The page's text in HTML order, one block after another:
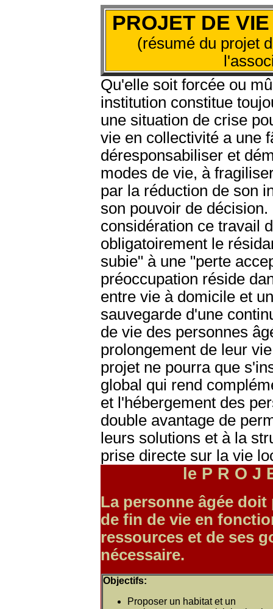
PROJET DE VIE
(résumé du projet
Qu'elle soit forcée ou
institution constitue
une situation de crise
vie en collectivité a une
déresponsabiliser et
modes de vie, à
par la réduction de son
son pouvoir de
considération ce travail
obligatoirement le
subie" à une "perte
préoccupation réside
entre vie à domicile et
sauvegarde d'une
de vie des personnes
prolongement de leur
projet ne pourra que
global qui rend
et l'hébergement des
double avantage de
leurs solutions et à la
prise directe sur la vie
le P R O J
La personne âgée
de fin de vie en
ressources et de ses
nécessaire.
Objectifs:
Proposer un habitat et un